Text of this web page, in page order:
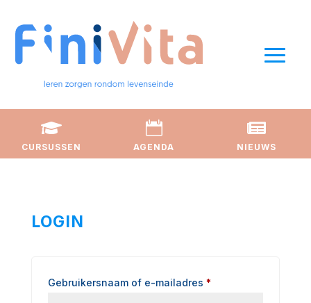

CURSUSSEN

AGENDA

NIEUWS
LOGIN
Gebruikersnaam of e-mailadres *